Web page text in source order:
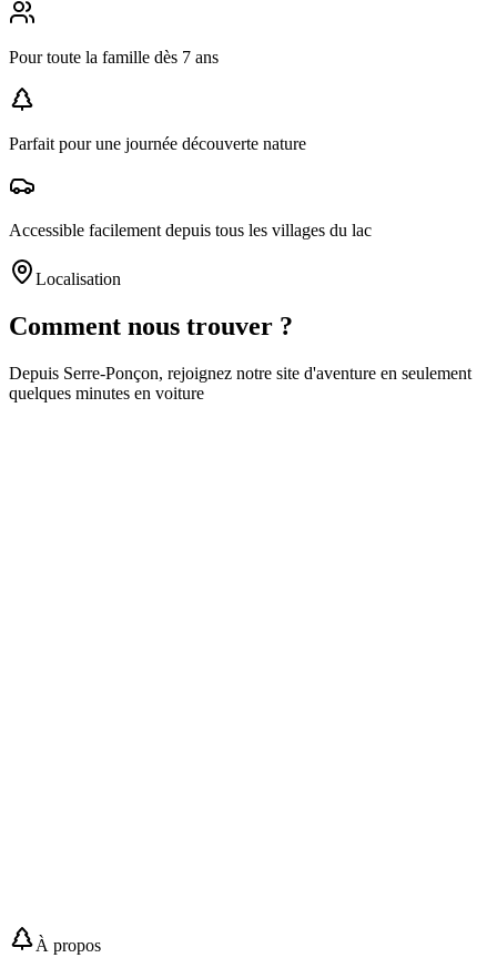
Pour toute la famille dès 7 ans
Parfait pour une journée découverte nature
Accessible facilement depuis tous les villages du lac
Localisation
Comment nous trouver ?
Depuis Serre-Ponçon, rejoignez notre site d'aventure en seulement
quelques minutes en voiture
À propos